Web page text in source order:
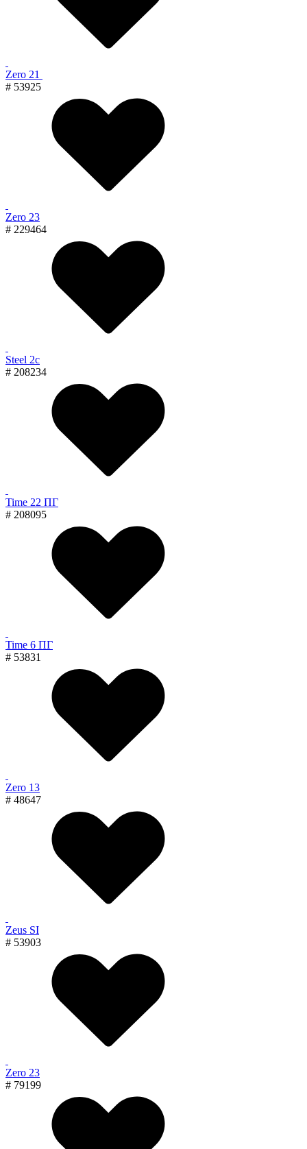
Zero 21
# 53925
Zero 23
# 229464
Steel 2с
# 208234
Time 22 ПГ
# 208095
Time 6 ПГ
# 53831
Zero 13
# 48647
Zeus SI
# 53903
Zero 23
# 79199